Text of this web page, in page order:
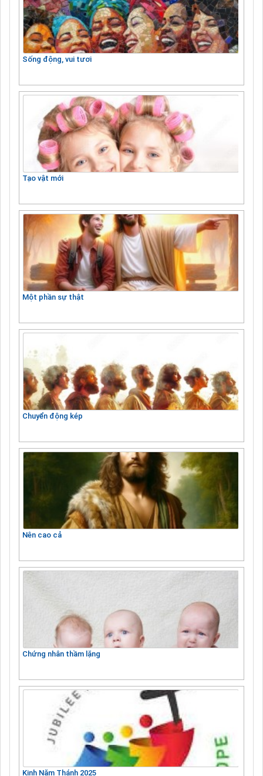
Sống động, vui tươi
Tạo vật mới
Một phần sự thật
Chuyển động kép
Nên cao cả
Chứng nhân thầm lặng
Kinh Năm Thánh 2025